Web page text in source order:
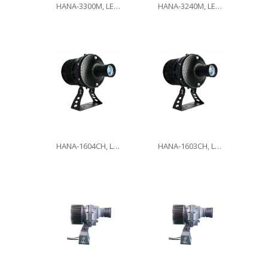
HANA-3300M, LED300W HANA-3240M, LED240W
HANA-1604CH, LED160W HANA-1603CH, LED160W